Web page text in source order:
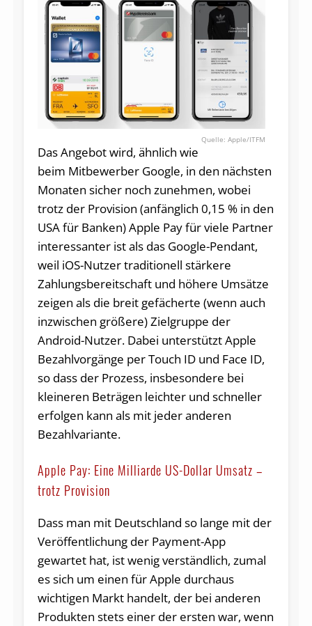
Apple/ITFM
Das Angebot wird, ähnlich wie
beim Mitbewerber Google, in den nächsten
Monaten sicher noch zunehmen, wobei
trotz der Provision (anfänglich 0,15 % in den
USA für Banken) Apple Pay für viele Partner
interessanter ist als das Google-Pendant,
weil iOS-Nutzer traditionell stärkere
Zahlungsbereitschaft und höhere Umsätze
zeigen als die breit gefächerte (wenn auch
inzwischen größere) Zielgruppe der
Android-Nutzer. Dabei unterstützt Apple
Bezahlvorgänge per Touch ID und Face ID,
so dass der Prozess, insbesondere bei
kleineren Beträgen leichter und schneller
erfolgen kann als mit jeder anderen
Bezahlvariante.
Apple Pay: Eine Milliarde US-Dollar Umsatz –
trotz Provision
Dass man mit Deutschland so lange mit der
Veröffentlichung der Payment-App
gewartet hat, ist wenig verständlich, zumal
es sich um einen für Apple durchaus
wichtigen Markt handelt, der bei anderen
Produkten stets einer der ersten war, wenn